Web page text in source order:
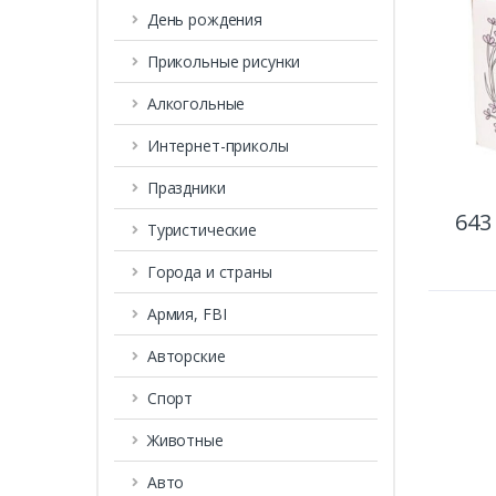
День рождения
Прикольные рисунки
Алкогольные
Интернет-приколы
Праздники
Туристические
Города и страны
Армия, FBI
Авторские
Спорт
Животные
Авто